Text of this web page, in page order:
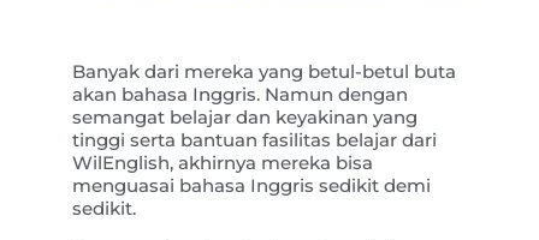
Banyak dari mereka yang betul-betul buta
akan bahasa Inggris. Namun dengan
semangat belajar dan keyakinan yang
tinggi serta bantuan fasilitas belajar dari
WilEnglish, akhirnya mereka bisa
menguasai bahasa Inggris sedikit demi
sedikit.